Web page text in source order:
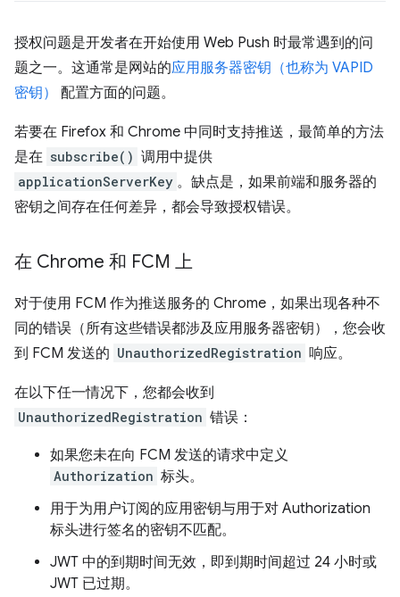
授权问题是开发者在开始使用 Web Push 时最常遇到的问
题之一。这通常是网站的应用服务器密钥（也称为 VAPID
密钥） 配置方面的问题。
若要在 Firefox 和 Chrome 中同时支持推送，最简单的方法
是在 subscribe() 调用中提供
applicationServerKey 。缺点是，如果前端和服务器的
密钥之间存在任何差异，都会导致授权错误。
在 Chrome 和 FCM 上
对于使用 FCM 作为推送服务的 Chrome，如果出现各种不
同的错误（所有这些错误都涉及应用服务器密钥），您会收
到 FCM 发送的 UnauthorizedRegistration 响应。
在以下任一情况下，您都会收到
UnauthorizedRegistration 错误：
如果您未在向 FCM 发送的请求中定义
Authorization 标头。
用于为用户订阅的应用密钥与用于对 Authorization
标头进行签名的密钥不匹配。
JWT 中的到期时间无效，即到期时间超过 24 小时或
JWT 已过期。